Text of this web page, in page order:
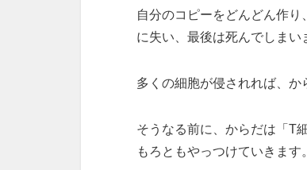
自分のコピーをどんどん作
に失い、最後は死んでしまい
多くの細胞が侵されれば、か
そうなる前に、からだは「T
もろともやっつけていきます。